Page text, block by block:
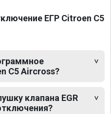
ЕГР Citroen C5
C5 Aircross?
клапана EGR